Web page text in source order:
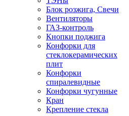
Блок розжига, Свечи
Вентиляторы
ГАЗ-контроль
Кнопки поджига
Конфорки для
стеклокерамических
плит
Конфорки
спиралевидные
Конфорки чугунные
Кран
Крепление стекла